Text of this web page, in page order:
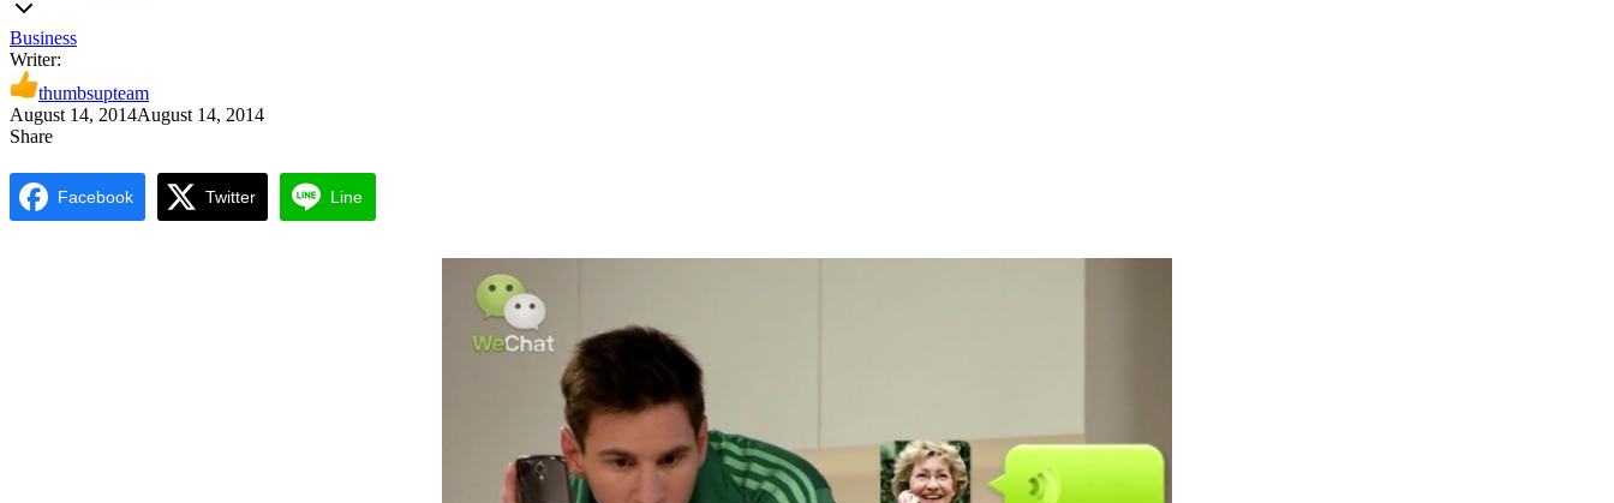
Business
Writer:
thumbsupteam
August 14, 2014August 14, 2014
Share
Facebook Twitter Line